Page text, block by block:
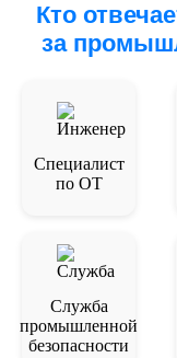
Кто
за
Специалист
по ОТ
Служба
промышленной
безопасности